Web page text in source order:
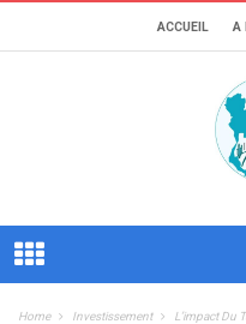
ACCUEIL A
Home Investissement L’impact Du